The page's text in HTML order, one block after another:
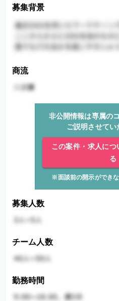
募集背景
商流
非公開情報は専属の
ご説明させてい
この案件・求人に
る
※面談前の開示ができな
募集人数
チーム人数
勤務時間